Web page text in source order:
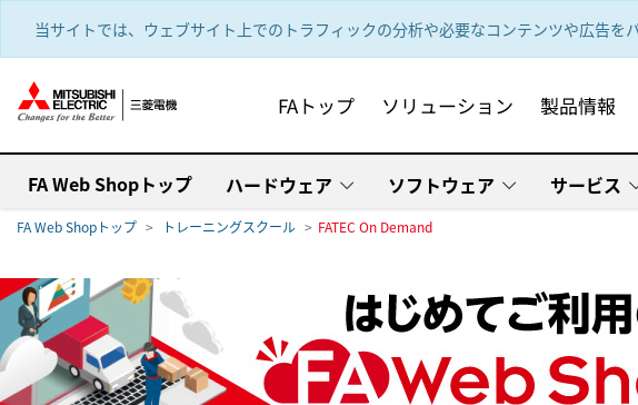
当サイトでは、ウェブサイト上でのトラフィックの分析や必要なコンテンツや広告
FAトップ ソリューション 製品情報
FA Web Shopトップ ハードウェア ソフトウェア サービス
FA Web Shopトップ トレーニングスクール FATEC On Demand